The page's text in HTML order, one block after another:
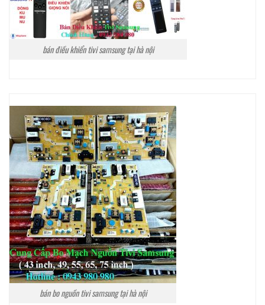
bán điều khiển tivi samsung tại hà nội
bán bo nguồn tivi samsung tại hà nội